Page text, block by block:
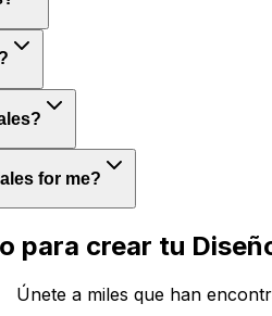
for me?
para crear tu
Únete a miles que han